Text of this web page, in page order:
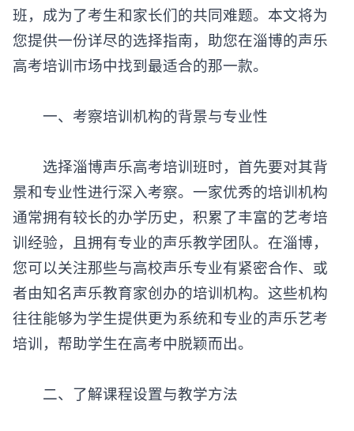
班，成为了考生和家长们的共同难题。本文将为
您提供一份详尽的选择指南，助您在淄博的声乐
高考培训市场中找到最适合的那一款。
‌一、考察培训机构的背景与专业性‌
选择淄博声乐高考培训班时，首先要对其背
景和专业性进行深入考察。一家优秀的培训机构
通常拥有较长的办学历史，积累了丰富的艺考培
训经验，且拥有专业的声乐教学团队。在淄博，
您可以关注那些与高校声乐专业有紧密合作、或
者由知名声乐教育家创办的培训机构。这些机构
往往能够为学生提供更为系统和专业的声乐艺考
培训，帮助学生在高考中脱颖而出。
‌二、了解课程设置与教学方法‌